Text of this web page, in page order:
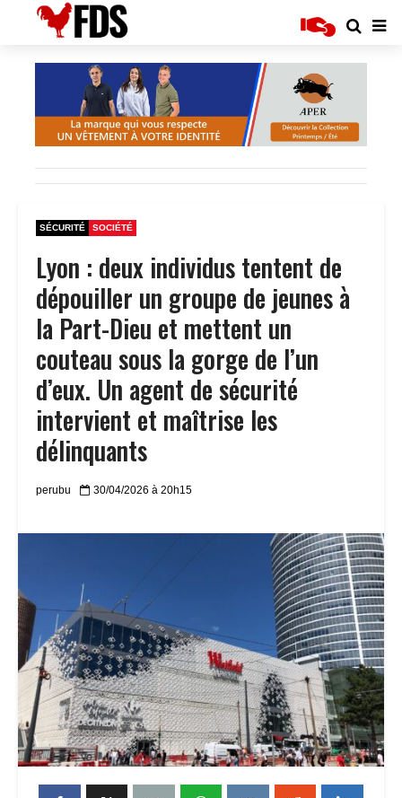
SÉCURITÉ SOCIÉTÉ
Lyon : deux individus tentent de
dépouiller un groupe de jeunes à
la Part-Dieu et mettent un
couteau sous la gorge de l’un
d’eux. Un agent de sécurité
intervient et maîtrise les
délinquants
perubu 30/04/2026 à 20h15